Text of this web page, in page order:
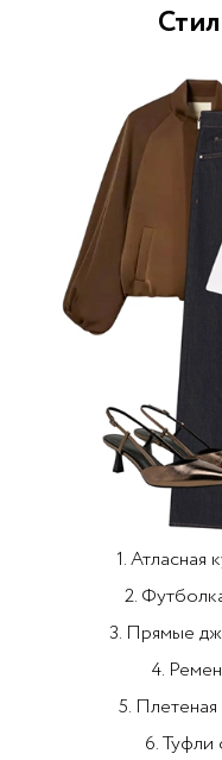
1. Атласная
2.
3. Прямые
4.
5.
6. Туфли